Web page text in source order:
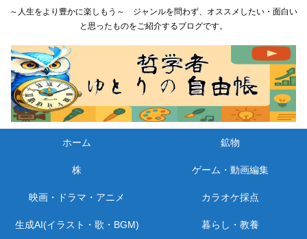
～人生をより豊かに楽しもう～ ジャンルを問わず、オススメしたい・面白い
と思ったものをご紹介するブログです。
ホーム 鉱物
株 ゲーム・動画編集
映画・ドラマ・アニメ カラオケ採点
生成AI(イラスト・歌・BGM) 暮らし・教養